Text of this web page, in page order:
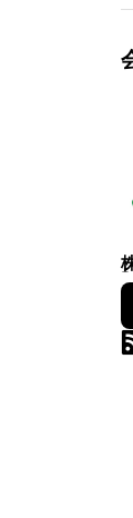
1